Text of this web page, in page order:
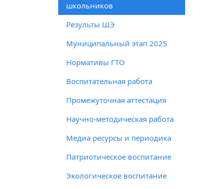
школьников
Результы ШЭ
Муниципальный этап 2025
Нормативы ГТО
Воспитательная работа
Промежуточная аттестация
Научно-методическая работа
Медиа ресурсы и периодика
Патриотическое воспитание
Экологическое воспитание